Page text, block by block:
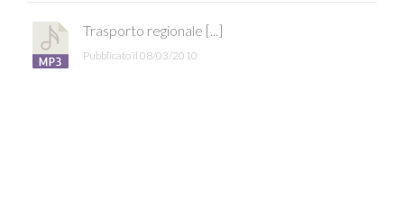
Trasporto regionale [...]
Pubblicato il 08/03/2010